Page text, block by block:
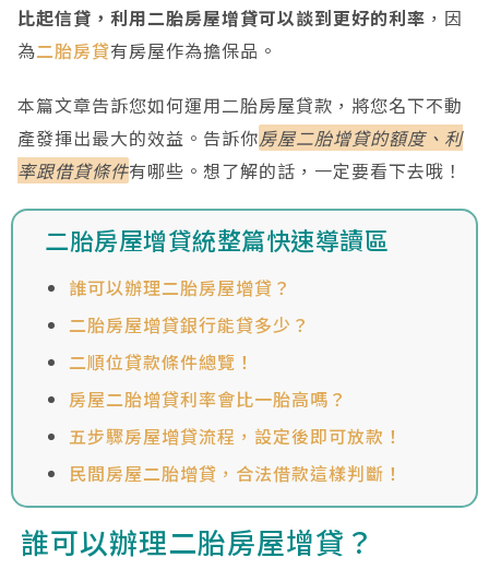
比起信貸，利用二胎房屋增貸可以談到更好的利率 ，因
為二胎房貸有房屋作為擔保品。
本篇文章告訴您如何運用二胎房屋貸款，將您名下不動
產發揮出最大的效益。告訴你房屋二胎增貸的額度、利
率跟借貸條件有哪些。想了解的話，一定要看下去哦！
二胎房屋增貸統整篇快速導讀區
誰可以辦理二胎房屋增貸？
二胎房屋增貸銀行能貸多少？
二順位貸款條件總覽！
房屋二胎增貸利率會比一胎高嗎？
五步驟房屋增貸流程，設定後即可放款！
民間房屋二胎增貸，合法借款這樣判斷！
誰可以辦理二胎房屋增貸？